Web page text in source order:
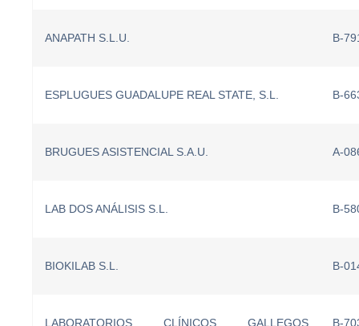
ANAPATH S.L.U. B-
ESPLUGUES GUADALUPE REAL STATE, S.L. B-
BRUGUES ASISTENCIAL S.A.U. A-
LAB DOS ANÁLISIS S.L. B-
BIOKILAB S.L. B-
LABORATORIOS CLÍNICOS GALLEGOS
B-